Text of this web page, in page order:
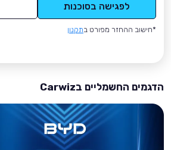
לפגישה בסוכנות
*חישוב ההחזר מפורט בתקנון
הדגמים החשמליים בCarwiz